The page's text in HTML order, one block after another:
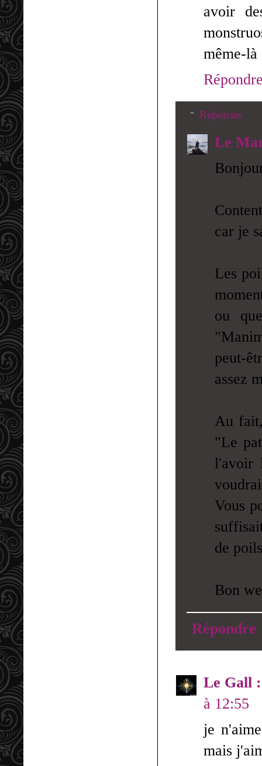
avoir
même-là
Réponses
Le
car je
Les
ou
peut-
assez
Au
"Le
l'avoir
Vous
de
Bon
Répondre
Le Gall
à 12:55
je
mais